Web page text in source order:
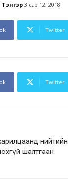
3 сар 12, 2018
Twitter
Twitter
шалтгаан